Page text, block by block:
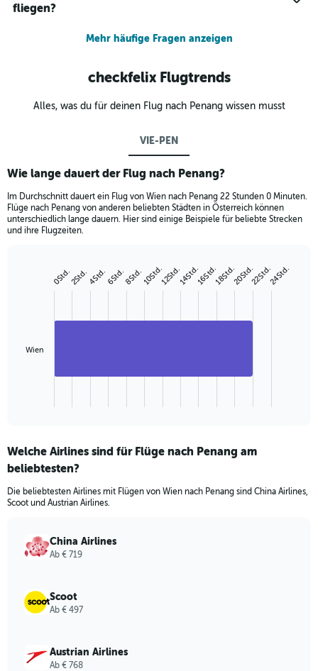
fliegen?
Mehr häufige Fragen anzeigen
checkfelix Flugtrends
Alles, was du für deinen Flug nach Penang wissen musst
VIE-PEN
Wie lange dauert der Flug nach Penang?
Im Durchschnitt dauert ein Flug von Wien nach Penang 22 Stunden 0 Minuten.
Flüge nach Penang von anderen beliebten Städten in Österreich können
unterschiedlich lange dauern. Hier sind einige Beispiele für beliebte Strecken
und ihre Flugzeiten.
The
Range:
1
The
chart
Y
values.
Range:
Wien
0Std.2Std.4Std.6Std.8Std.10Std.12Std.14Std.16Std.18Std.20Std.22Std.24Std.
Welche Airlines sind für Flüge nach Penang am
beliebtesten?
Die beliebtesten Airlines mit Flügen von Wien nach Penang sind China Airlines,
Scoot und Austrian Airlines.
China Airlines
Ab € 719
Scoot
Ab € 497
Austrian Airlines
Ab € 768